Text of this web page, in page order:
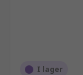
I lager